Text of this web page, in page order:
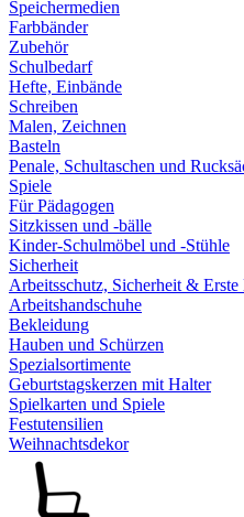
Speichermedien
Farbbänder
Zubehör
Schulbedarf
Hefte, Einbände
Schreiben
Malen, Zeichnen
Basteln
Penale, Schultaschen und
Spiele
Für Pädagogen
Sitzkissen und -bälle
Kinder-Schulmöbel und -Stühle
Sicherheit
Arbeitsschutz, Sicherheit &
Arbeitshandschuhe
Bekleidung
Hauben und Schürzen
Spezialsortimente
Geburtstagskerzen mit Halter
Spielkarten und Spiele
Festutensilien
Weihnachtsdekor